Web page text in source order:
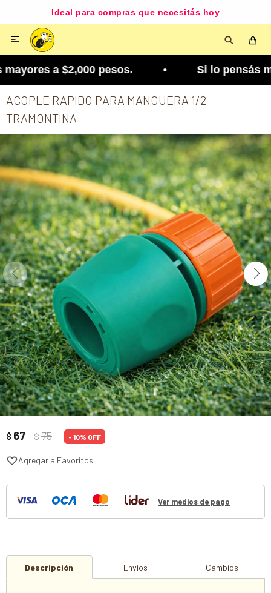
Ideal para compras que necesitás hoy

a $2,000 pesos. • Si lo pensás
ACOPLE RAPIDO PARA MANGUERA 1/2
TRAMONTINA
$ 67 $75 10
Ver medios de pago
Descripción Envíos Cambios